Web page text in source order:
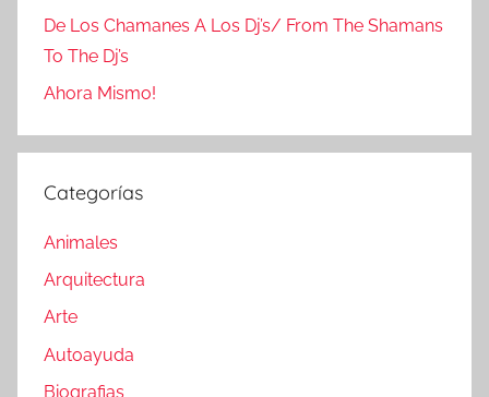
De Los Chamanes A Los Dj’s/ From The Shamans
To The Dj’s
Ahora Mismo!
Categorías
Animales
Arquitectura
Arte
Autoayuda
Biografias